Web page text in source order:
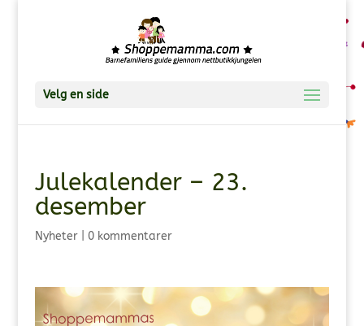
Velg en side
Julekalender – 23.
desember
Nyheter| 0 kommentarer